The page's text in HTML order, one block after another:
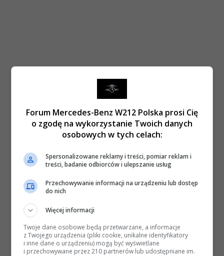
Forum Mercedes-Benz W212 Polska prosi Cię
o zgodę na wykorzystanie Twoich danych
osobowych w tych celach:
Spersonalizowane reklamy i treści, pomiar reklam i
treści, badanie odbiorców i ulepszanie usług
Przechowywanie informacji na urządzeniu lub dostęp
do nich
Więcej informacji
Twoje dane osobowe będą przetwarzane, a informacje
z Twojego urządzenia (pliki cookie, unikalne identyfikatory
i inne dane o urządzeniu) mogą być wyświetlane
i przechowywane przez 210 partnerów lub udostępniane im.